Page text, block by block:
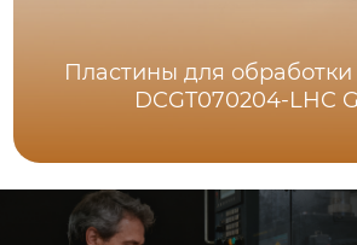
Пластины для
DCGT070204-LHC